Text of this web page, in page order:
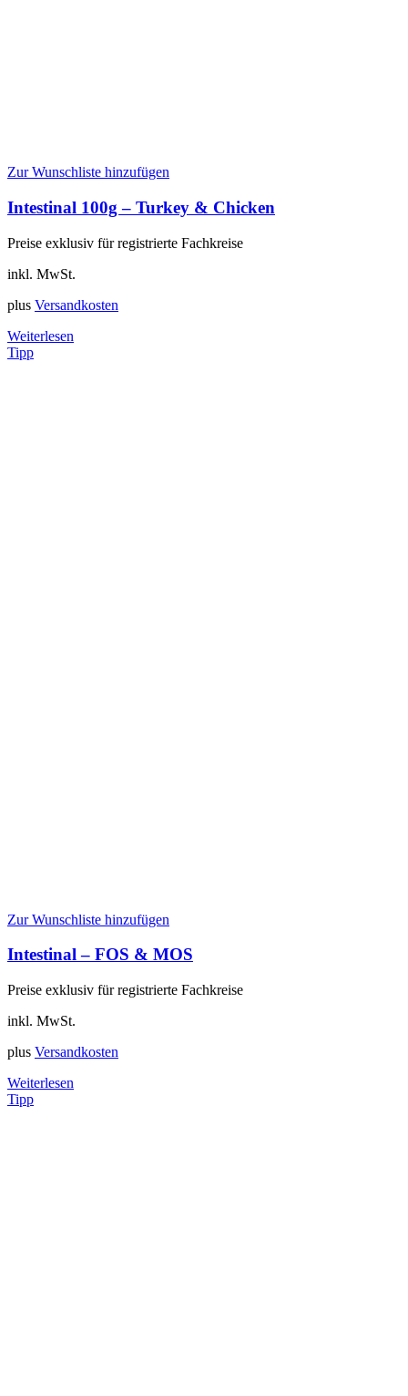
Zur Wunschliste hinzufügen
Intestinal 100g – Turkey & Chicken
Preise exklusiv für registrierte Fachkreise
inkl. MwSt.
plus Versandkosten
Weiterlesen
Tipp
Zur Wunschliste hinzufügen
Intestinal – FOS & MOS
Preise exklusiv für registrierte Fachkreise
inkl. MwSt.
plus Versandkosten
Weiterlesen
Tipp